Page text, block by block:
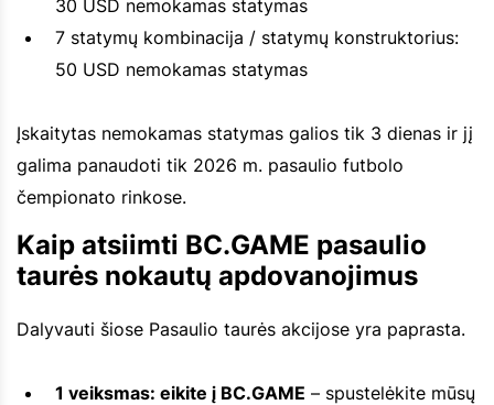
30 USD nemokamas statymas
7 statymų kombinacija / statymų konstruktorius:
50 USD nemokamas statymas
Įskaitytas nemokamas statymas galios tik 3 dienas ir jį
galima panaudoti tik 2026 m. pasaulio futbolo
čempionato rinkose.
Kaip atsiimti BC.GAME pasaulio
taurės nokautų apdovanojimus
Dalyvauti šiose Pasaulio taurės akcijose yra paprasta.
1 veiksmas: eikite į BC.GAME – spustelėkite mūsų